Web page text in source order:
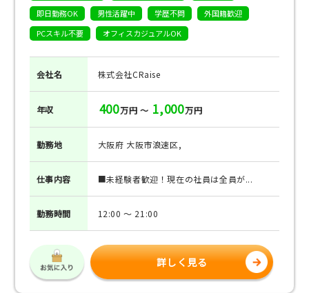
即日勤務OK
男性活躍中 学歴不問
外国籍歓迎
PCスキル不要
オフィスカジュアルOK
会社名 株式会社CRaise
年収 400万円 ～ 1,000万円
勤務地 大阪府 大阪市浪速区,
仕事内容 ■未経験者歓迎！現在の社員は全員が...
勤務時間 12:00 ～ 21:00
詳しく見る